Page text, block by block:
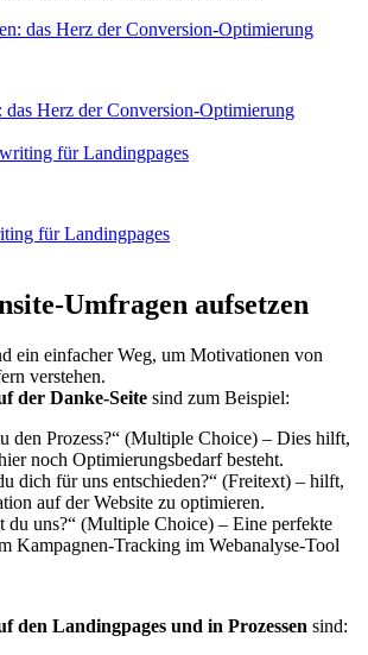
das Herz der Conversion-Optimierung
für Landingpages
Umfragen aufsetzen
ein einfacher Weg, um Motivationen von
verstehen.
der Danke-Seite sind zum Beispiel:
den Prozess?“ (Multiple Choice) – Dies hilft,
noch Optimierungsbedarf besteht.
dich für uns entschieden?“ (Freitext) – hilft,
auf der Website zu optimieren.
du uns?“ (Multiple Choice) – Eine perfekte
Kampagnen-Tracking im Webanalyse-Tool
den Landingpages und in Prozessen sind: